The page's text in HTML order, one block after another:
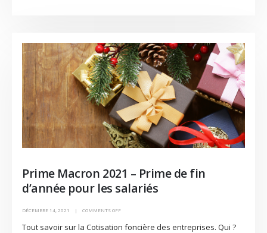
Prime Macron 2021 – Prime de fin
d’année pour les salariés
DÉCEMBRE 14, 2021 COMMENTS OFF
Tout savoir sur la Cotisation foncière des entreprises. Qui ?